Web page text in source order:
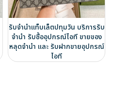
รับจำนำแท็บเล็ตปทุมวัน บริการรับ
จำนำ รับซื้ออุปกรณ์ไอที ขายของ
หลุดจำนำ และ รับฝากขายอุปกรณ์
ไอที